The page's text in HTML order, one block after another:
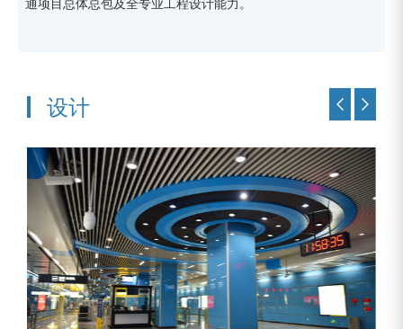
设计